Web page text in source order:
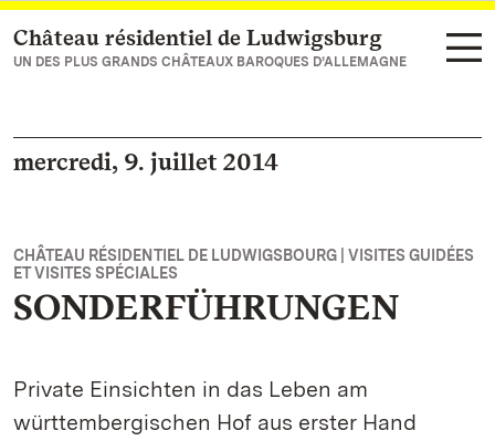
Vers la page d’accueil
Château résidentiel de Ludwigsburg
UN DES PLUS GRANDS CHÂTEAUX BAROQUES D’ALLEMAGNE
mercredi, 9. juillet 2014
CHÂTEAU RÉSIDENTIEL DE LUDWIGSBOURG | VISITES GUIDÉES
ET VISITES SPÉCIALES
SONDERFÜHRUNGEN
Private Einsichten in das Leben am
württembergischen Hof aus erster Hand